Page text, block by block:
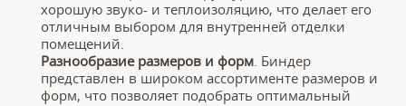
хорошую звуко- и теплоизоляцию, что делает его
отличным выбором для внутренней отделки
помещений.
Разнообразие размеров и форм. Биндер
представлен в широком ассортименте размеров и
форм, что позволяет подобрать оптимальный